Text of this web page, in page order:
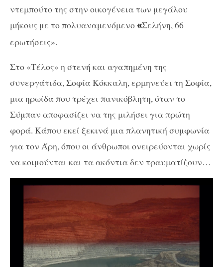
ντεμπούτο της στην οικογένεια των μεγάλου
μήκους με το πολυαναμενόμενο «Σελήνη, 66
ερωτήσεις».
Στο «Τέλος» η στενή και αγαπημένη της
συνεργάτιδα, Σοφία Κόκκαλη, ερμηνεύει τη Σοφία,
μια ηρωίδα που τρέχει πανικόβλητη, όταν το
Σύμπαν αποφασίζει να της μιλήσει για πρώτη
φορά. Κάπου εκεί ξεκινά μια πλανητική συμφωνία
για τον Άρη, όπου οι άνθρωποι ονειρεύονται χωρίς
να κοιμούνται και τα ακόντια δεν τραυματίζουν…